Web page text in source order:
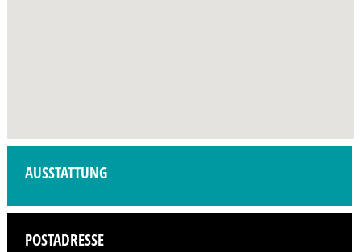
Profilbild wird demnächst vom Veranstalter hinzugefügt.
AUSSTATTUNG
POSTADRESSE